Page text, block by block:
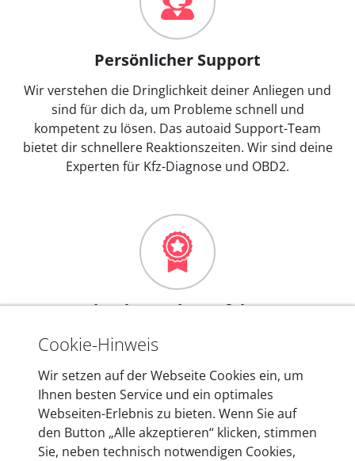
Persönlicher Support
Wir verstehen die Dringlichkeit deiner Anliegen und
sind für dich da, um Probleme schnell und
kompetent zu lösen. Das autoaid Support-Team
bietet dir schnellere Reaktionszeiten. Wir sind deine
Experten für Kfz-Diagnose und OBD2.
Mehr als 10 Jahre Erfahrung
In den Kfz-Diagnosegeräten von autoaid stecken
entwickeln wir unsere Produkte am Standort in
Berlin laufend weiter. Auf diese Qualität vertrauen
heute mehr als 60.000 Privatkunden und
Unternehmen.
Cookie-Hinweis
Wir setzen auf der Webseite Cookies ein, um
Ihnen besten Service und ein optimales
Webseiten-Erlebnis zu bieten. Wenn Sie auf
den Button „Alle akzeptieren“ klicken, stimmen
Sie, neben technisch notwendigen Cookies,